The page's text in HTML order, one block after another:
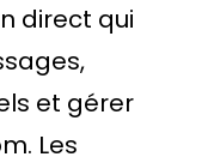
direct qui
et gérer
Les